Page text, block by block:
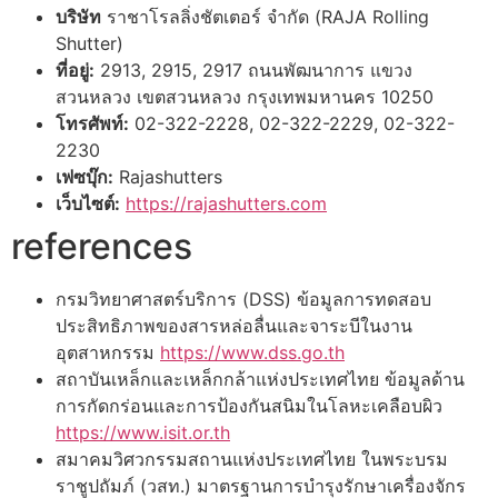
บริษัท ราชาโรลลิ่งชัตเตอร์ จำกัด (RAJA Rolling
Shutter)
ที่อยู่: 2913, 2915, 2917 ถนนพัฒนาการ แขวง
สวนหลวง เขตสวนหลวง กรุงเทพมหานคร 10250
โทรศัพท์: 02-322-2228, 02-322-2229, 02-322-
2230
เฟซบุ๊ก: Rajashutters
เว็บไซต์: https://rajashutters.com
references
กรมวิทยาศาสตร์บริการ (DSS) ข้อมูลการทดสอบ
ประสิทธิภาพของสารหล่อลื่นและจาระบีในงาน
อุตสาหกรรม https://www.dss.go.th
สถาบันเหล็กและเหล็กกล้าแห่งประเทศไทย ข้อมูลด้าน
การกัดกร่อนและการป้องกันสนิมในโลหะเคลือบผิว
https://www.isit.or.th
สมาคมวิศวกรรมสถานแห่งประเทศไทย ในพระบรม
ราชูปถัมภ์ (วสท.) มาตรฐานการบำรุงรักษาเครื่องจักร